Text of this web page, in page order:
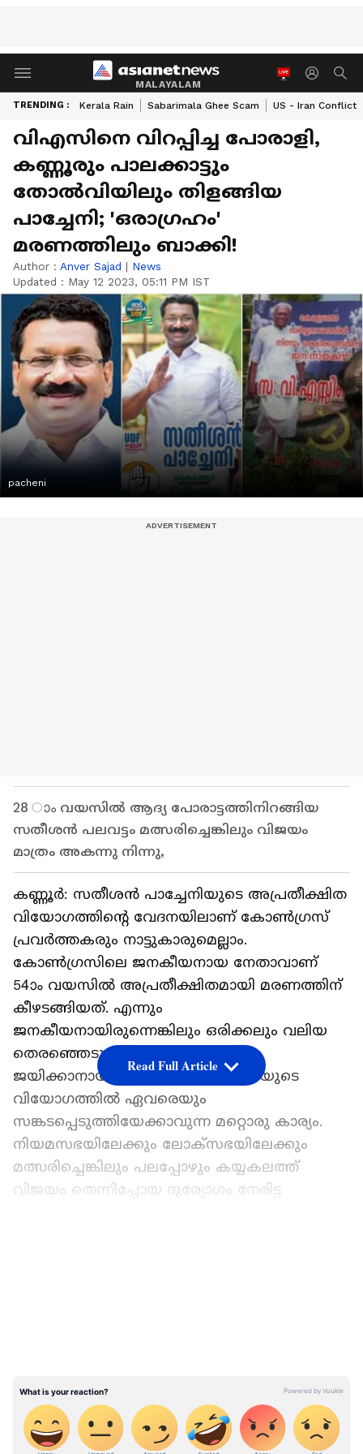
MALAYALAM
TRENDING : Kerala Rain Sabarimala Ghee Scam US - Iran Conflict
വിഎസിനെ വിറപ്പിച്ച പോരാളി,
കണ്ണൂരും പാലക്കാട്ടും
തോൽവിയിലും തിളങ്ങിയ
പാച്ചേനി; 'ഒരാഗ്രഹം'
മരണത്തിലും ബാക്കി!
Author : Anver Sajad | News
Updated : May 12 2023, 05:11 PM IST
pacheni
28 ാം വയസിൽ ആദ്യ പോരാട്ടത്തിനിറങ്ങിയ
സതീശൻ പലവട്ടം മത്സരിച്ചെങ്കിലും വിജയം
മാത്രം അകന്നു നിന്നു,
കണ്ണൂര്‍: സതീശൻ പാച്ചേനിയുടെ അപ്രതീക്ഷിത
വിയോഗത്തിന്‍റെ വേദനയിലാണ് കോൺഗ്രസ്
പ്രവർത്തകരും നാട്ടുകാരുമെല്ലാം.
കോൺഗ്രസിലെ ജനകീയനായ നേതാവാണ്
54ാം വയസിൽ അപ്രതീക്ഷിതമായി മരണത്തിന്
കീഴടങ്ങിയത്. എന്നും
ജനകീയനായിരുന്നെങ്കിലും ഒരിക്കലും വലിയ
തെരഞ്ഞെടുപ്പ് പോരാട്ടത്തിൽ
ജയിക്കാനായില്ലെന്നതാണ് പാച്ചേനിയുടെ
വിയോഗത്തിൽ ഏവരെയും
സങ്കടപ്പെടുത്തിയേക്കാവുന്ന മറ്റൊരു കാര്യം.
നിയമസഭയിലേക്കും ലോക്സഭയിലേക്കും
മത്സരിച്ചെങ്കിലും പലപ്പോഴും കയ്യകലത്ത്
വിജയം തെന്നിപ്പോയ ദുര്യോഗം നേരിട്ട
പോരാട്ടത്തിനിറങ്ങുമ്പോൾ സതീശൻ
പാച്ചേനിക്ക് പ്രായം വെറും 28 ആയിരുന്നു. സി
പി എമ്മിന്‍റെ ഉറച്ച കോട്ടയിൽ മെച്ചപ്പെട്ട
Read Full Article